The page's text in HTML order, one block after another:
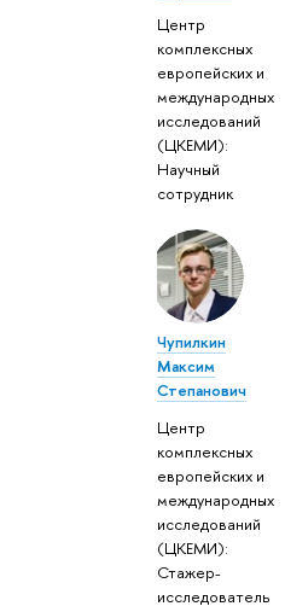
Центр
комплексных
европейских и
международных
исследований
(ЦКЕМИ):
Научный
сотрудник
Чупилкин
Максим
Степанович
Центр
комплексных
европейских и
международных
исследований
(ЦКЕМИ):
Стажер-
исследователь